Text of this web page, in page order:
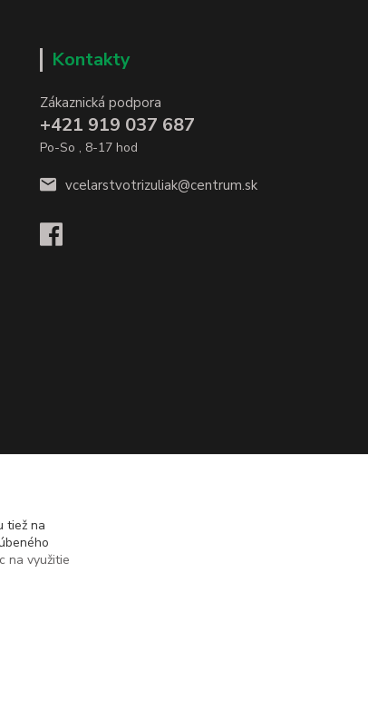
Kontakty
Zákaznická podpora
+421 919 037 687
Po-So , 8-17 hod
vcelarstvotrizuliak@centrum.sk
tiež na
na využitie